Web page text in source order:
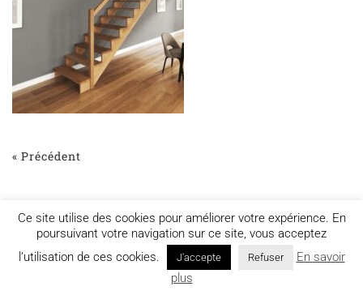
« Précédent
Ce site utilise des cookies pour améliorer votre expérience. En
poursuivant votre navigation sur ce site, vous acceptez
l’utilisation de ces cookies.
J'accepte Refuser
En savoir
plus